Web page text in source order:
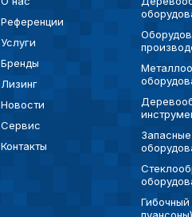
Референции
Услуги
Бренды
Лизинг
Новости
Сервис
Контакты
Гибочный